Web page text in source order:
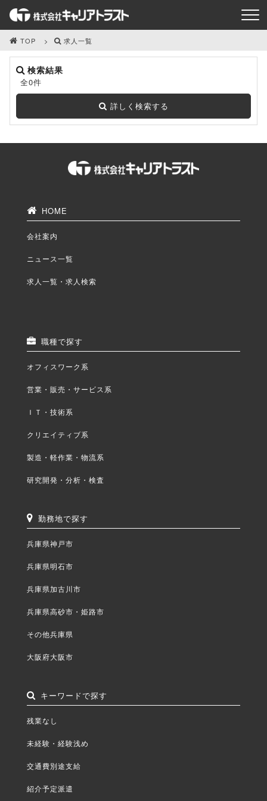
TOP 求人一覧
検索結果
全0件
詳しく検索する
HOME
会社案内
ニュース一覧
求人一覧・求人検索
職種で探す
オフィスワーク系
営業・販売・サービス系
ＩＴ・技術系
クリエイティブ系
製造・軽作業・物流系
研究開発・分析・検査
勤務地で探す
兵庫県神戸市
兵庫県明石市
兵庫県加古川市
兵庫県高砂市・姫路市
その他兵庫県
大阪府大阪市
キーワードで探す
残業なし
未経験・経験浅め
交通費別途支給
紹介予定派遣